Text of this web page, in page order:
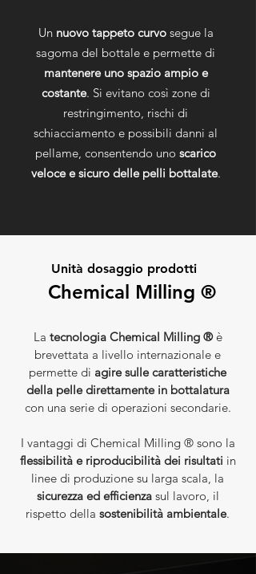
Unnuovo tappeto curvo segue la
sagoma del bottale e permette di
mantenere uno spazio ampio e
costante. Si evitano così zone di
restringimento, rischi di
schiacciamento e possibili danni al
pellame, consentendo uno scarico
veloce e sicuro delle pelli bottalate.
Unità dosaggio prodotti
Chemical Milling ®
La tecnologia Chemical Milling ®è
brevettata a livello internazionale e
permette di agire sulle caratteristiche
della pelle direttamente in bottalatura
con una serie di operazioni secondarie.
I vantaggi di Chemical Milling ® sono la
flessibilità e riproducibilità dei risultati in
linee di produzione su larga scala, la
sicurezza ed efficienzasul lavoro, il
rispetto della sostenibilità ambientale.